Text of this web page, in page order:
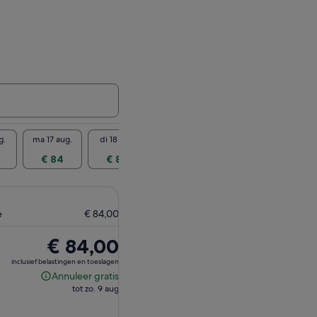
ma 17 aug.
€ 84
di 18 aug.
€ 84
€ 84,00
De
prijs
is
€ 84,00
€ 84,00
inclusief belastingen en toeslagen
Annuleer gratis
Annuleer
tot zo. 9 aug